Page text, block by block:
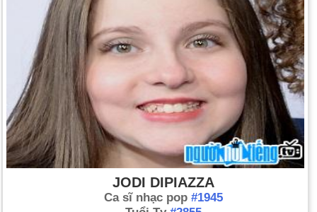
JODI DIPIAZZA
Ca sĩ nhạc pop #1945